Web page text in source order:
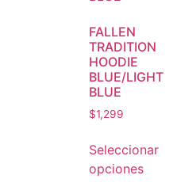
FALLEN
TRADITION
HOODIE
BLUE/LIGHT
BLUE
$1,299
Seleccionar
opciones